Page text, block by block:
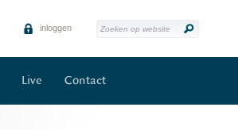
inloggen
Live Contact